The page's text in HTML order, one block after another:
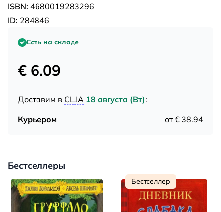
ISBN: 4680019283296
ID: 284846
Есть на складе
€ 6.09
Доставим в США 18 августа (Вт):
Курьером
от € 38.94
Бестселлеры
Бестселлер